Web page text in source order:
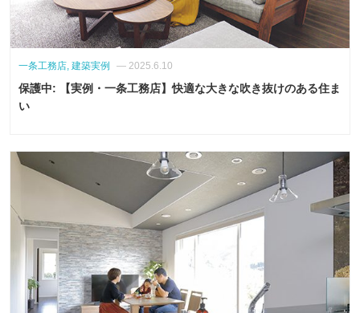
一条工務店, 建築実例 — 2025.6.10
保護中: 【実例・一条工務店】快適な大きな吹き抜けのある住ま
い